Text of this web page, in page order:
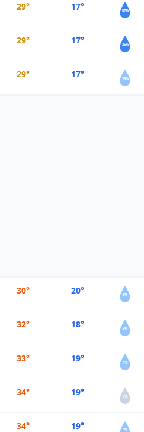
29° 17° 57%
29° 17° 36%
29° 17° 14%
30° 20° 6%
32° 18° 3%
33° 19° 1%
34° 19° 0%
34° 19° 3%